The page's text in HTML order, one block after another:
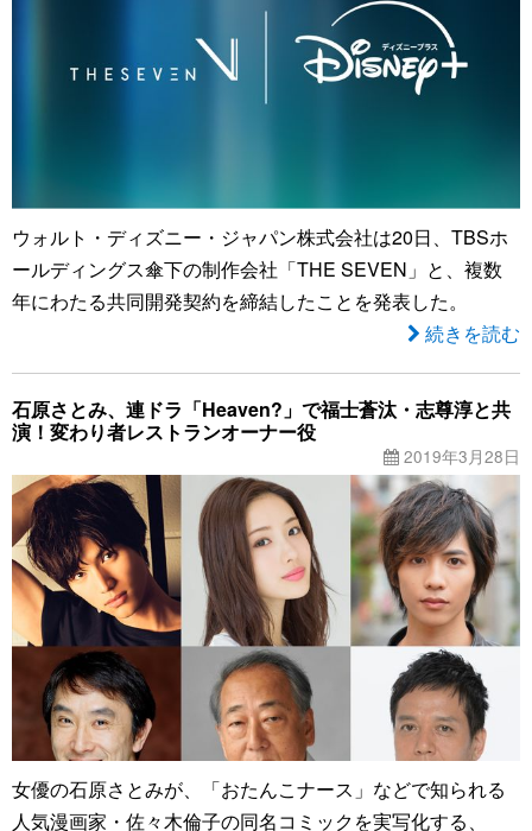
ウォルト・ディズニー・ジャパン株式会社は20日、TBSホ
ールディングス傘下の制作会社「THE SEVEN」と、複数
年にわたる共同開発契約を締結したことを発表した。
続きを読む
石原さとみ、連ドラ「Heaven?」で福士蒼汰・志尊淳と共
演！変わり者レストランオーナー役
2019年3月28日
女優の石原さとみが、「おたんこナース」などで知られる
人気漫画家・佐々木倫子の同名コミックを実写化する、